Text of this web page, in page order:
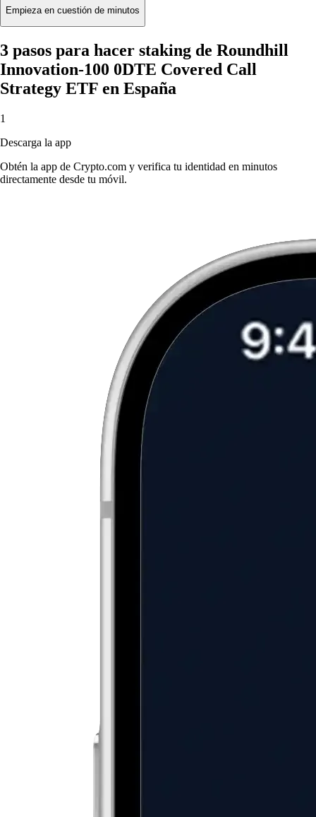
Empieza en cuestión de minutos
3 pasos para hacer staking de Roundhill
Innovation-100 0DTE Covered Call
Strategy ETF en España
1
Descarga la app
Obtén la app de Crypto.com y verifica tu identidad en minutos
directamente desde tu móvil.